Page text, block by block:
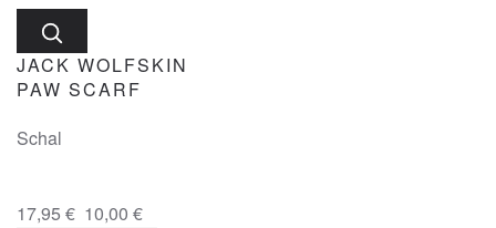
JACK WOLFSKIN
PAW SCARF
Schal
17,95 € 10,00 €